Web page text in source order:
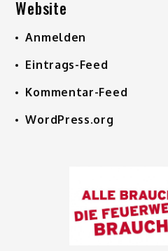
Website
Anmelden
Eintrags-Feed
Kommentar-Feed
WordPress.org